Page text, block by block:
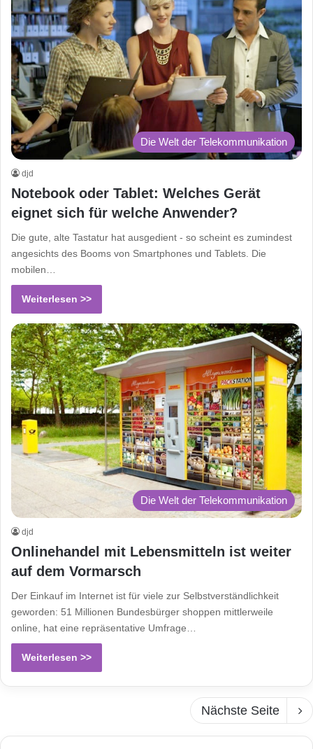
Die Welt der Telekommunikation
djd
Notebook oder Tablet: Welches Gerät
eignet sich für welche Anwender?
Die gute, alte Tastatur hat ausgedient - so scheint es zumindest
angesichts des Booms von Smartphones und Tablets. Die
mobilen…
Weiterlesen >>
Die Welt der Telekommunikation
djd
Onlinehandel mit Lebensmitteln ist weiter
auf dem Vormarsch
Der Einkauf im Internet ist für viele zur Selbstverständlichkeit
geworden: 51 Millionen Bundesbürger shoppen mittlerweile
online, hat eine repräsentative Umfrage…
Weiterlesen >>
Nächste Seite